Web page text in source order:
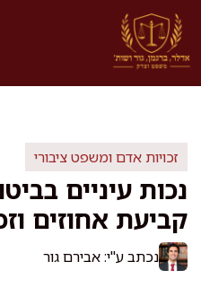
לדלג
לתוכן
זכויות אדם ומשפט ציבורי
נכות עיניים
קביעת אחוזים
נכתב ע"י: אבירם גור